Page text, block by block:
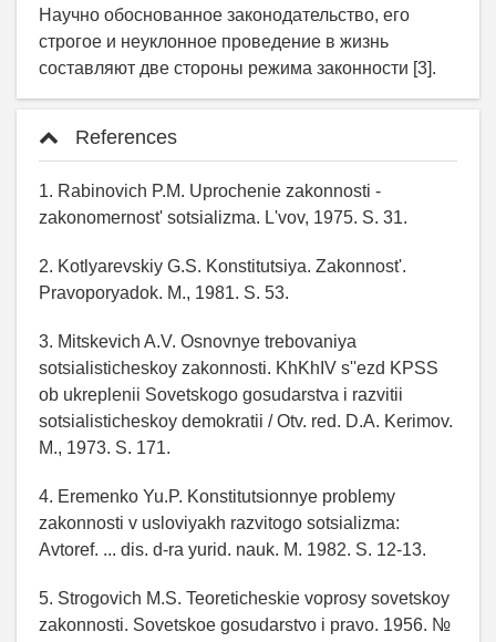
Научно обоснованное законодательство, его
строгое и неуклонное проведение в жизнь
составляют две стороны режима законности [3].
References
1. Rabinovich P.M. Uprochenie zakonnosti -
zakonomernost' sotsializma. L'vov, 1975. S. 31.
2. Kotlyarevskiy G.S. Konstitutsiya. Zakonnost'.
Pravoporyadok. M., 1981. S. 53.
3. Mitskevich A.V. Osnovnye trebovaniya
sotsialisticheskoy zakonnosti. KhKhIV s''ezd KPSS
ob ukreplenii Sovetskogo gosudarstva i razvitii
sotsialisticheskoy demokratii / Otv. red. D.A. Kerimov.
M., 1973. S. 171.
4. Eremenko Yu.P. Konstitutsionnye problemy
zakonnosti v usloviyakh razvitogo sotsializma:
Avtoref. ... dis. d-ra yurid. nauk. M. 1982. S. 12-13.
5. Strogovich M.S. Teoreticheskie voprosy sovetskoy
zakonnosti. Sovetskoe gosudarstvo i pravo. 1956. №